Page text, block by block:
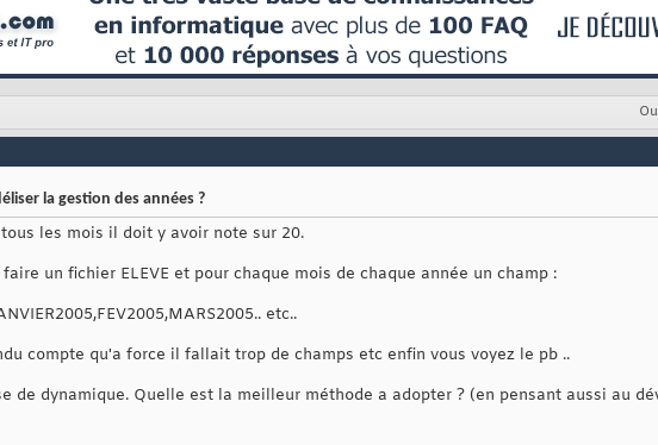
la gestion des années ?
les mois il doit y avoir note sur 20.
un fichier ELEVE et pour chaque mois de chaque année un champ :
etc..
compte qu'a force il fallait trop de champs etc enfin vous voyez le pb ..
de dynamique. Quelle est la meilleur méthode a adopter ? (en pensant aussi au